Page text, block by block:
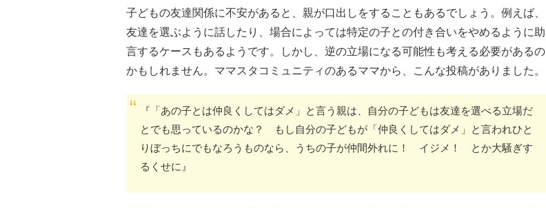
子どもの友達関係に不安があると、親が口出しをすることもあるでしょう。例えば、
友達を選ぶように話したり、場合によっては特定の子との付き合いをやめるように助
言するケースもあるようです。しかし、逆の立場になる可能性も考える必要があるの
かもしれません。ママスタコミュニティのあるママから、こんな投稿がありました。
『「あの子とは仲良くしてはダメ」と言う親は、自分の子どもは友達を選べる立場だ
とでも思っているのかな？ もし自分の子どもが「仲良くしてはダメ」と言われひと
りぼっちにでもなろうものなら、うちの子が仲間外れに！ イジメ！ とか大騒ぎす
るくせに』